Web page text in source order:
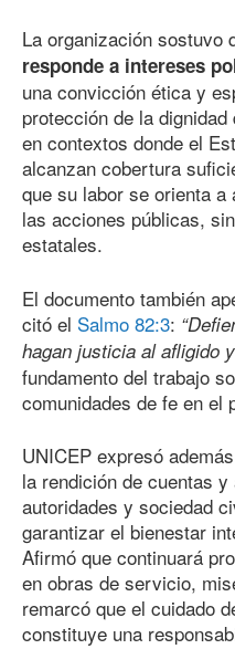
La organización sostuvo
responde a intereses
una convicción ética y
protección de la
en contextos donde el
alcanzan cobertura
que su labor se orienta
las acciones públicas,
estatales.
El documento también
citó el Salmo 82:3:
hagan justicia al afligido
fundamento del trabajo
comunidades de fe en el
UNICEP expresó
la rendición de cuentas
autoridades y sociedad
garantizar el bienestar
Afirmó que continuará
en obras de servicio,
remarcó que el cuidado
constituye una